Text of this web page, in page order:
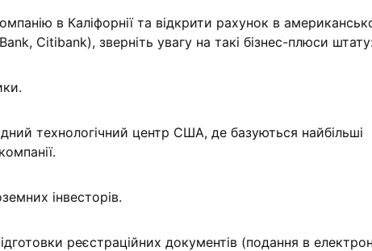
в Каліфорнії та відкрити рахунок в
Citibank), зверніть увагу на такі бізнес-плюси
технологічний центр США, де базуються найбільші
інвесторів.
реєстраційних документів (подання в